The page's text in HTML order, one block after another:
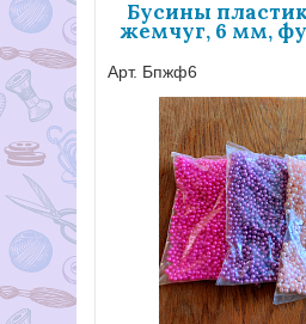
Бусины
жемчуг, 6 мм,
Арт. Бпжф6